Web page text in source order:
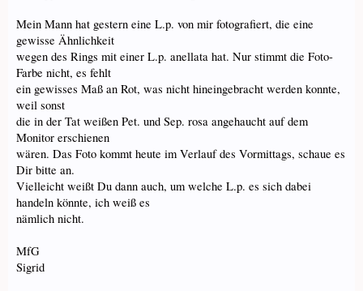
Mein Mann hat gestern eine L.p. von mir fotografiert, die eine
gewisse Ähnlichkeit
wegen des Rings mit einer L.p. anellata hat. Nur stimmt die Foto-
Farbe nicht, es fehlt
ein gewisses Maß an Rot, was nicht hineingebracht werden konnte,
weil sonst
die in der Tat weißen Pet. und Sep. rosa angehaucht auf dem
Monitor erschienen
wären. Das Foto kommt heute im Verlauf des Vormittags, schaue es
Dir bitte an.
Vielleicht weißt Du dann auch, um welche L.p. es sich dabei
handeln könnte, ich weiß es
nämlich nicht.
MfG
Sigrid